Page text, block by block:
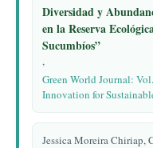
Diversidad y
en la Reserva
Sucumbíos”
,
Green World Journal:
Innovation for
Jessica Moreira Chiriap,